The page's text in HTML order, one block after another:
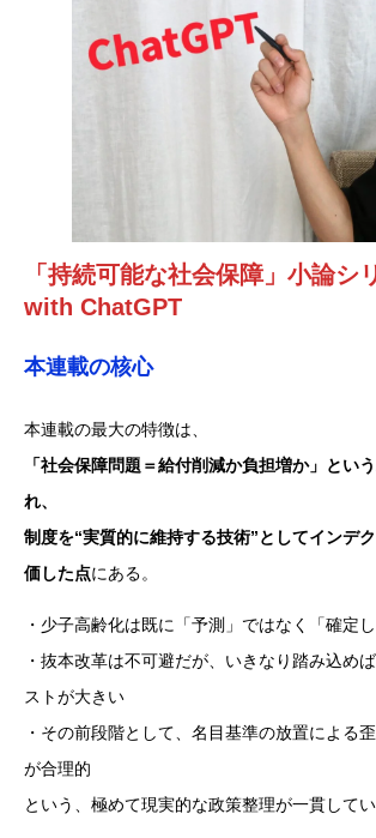
「持続可能な社会保障」小論シ
with ChatGPT
本連載の核心
本連載の最大の特徴は、
「社会保障問題＝給付削減か負担増か」とい
れ、
制度を“実質的に維持する技術”としてインデ
価した点にある。
・少子高齢化は既に「予測」ではなく「確定し
・抜本改革は不可避だが、いきなり踏み込め
ストが大きい
・その前段階として、名目基準の放置による
が合理的
という、極めて現実的な政策整理が一貫してい